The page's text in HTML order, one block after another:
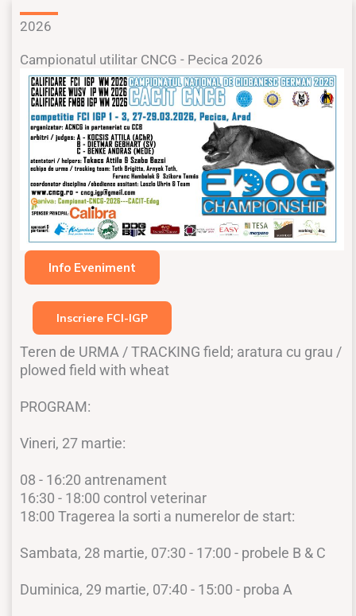
2026
Campionatul utilitar CNCG - Pecica 2026
Info Eveniment
Inscriere FCI-IGP
Teren de URMA / TRACKING field; aratura cu grau /
plowed field with wheat
PROGRAM:
Vineri, 27 martie:
08 - 16:20 antrenament
16:30 - 18:00 control veterinar
18:00 Tragerea la sorti a numerelor de start:
Sambata, 28 martie, 07:30 - 17:00 - probele B & C
Duminica, 29 martie, 07:40 - 15:00 - proba A